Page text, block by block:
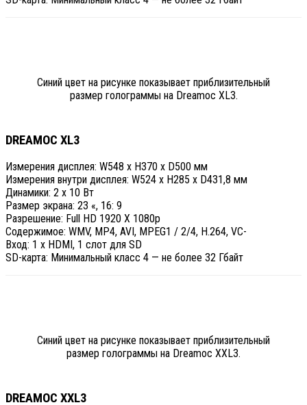
Синий цвет на рисунке показывает приблизительный
размер голограммы на Dreamoc XL3.
DREAMOC XL3
Измерения дисплея: W548 x H370 x D500 мм
Измерения внутри дисплея: W524 x H285 x D431,8 мм
Динамики: 2 x 10 Вт
Размер экрана: 23 «, 16: 9
Разрешение: Full HD 1920 X 1080p
Содержимое: WMV, MP4, AVI, MPEG1 / 2/4, H.264, VC-
Вход: 1 х HDMI, 1 слот для SD
SD-карта: Минимальный класс 4 — не более 32 Гбайт
Синий цвет на рисунке показывает приблизительный
размер голограммы на Dreamoc XXL3.
DREAMOC XXL3